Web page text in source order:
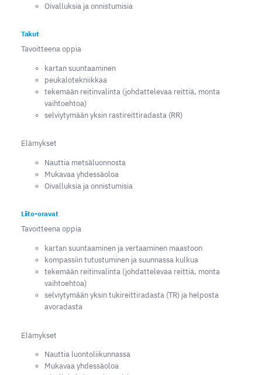
Oivalluksia ja onnistumisia
Takut
Tavoitteena oppia
kartan suuntaaminen
peukalotekniikkaa
tekemään reitinvalinta (johdattelevaa reittiä, monta
vaihtoehtoa)
selviytymään yksin rastireittiradasta (RR)
Elämykset
Nauttia metsäluonnosta
Mukavaa yhdessäoloa
Oivalluksia ja onnistumisia
Liito-oravat
Tavoitteena oppia
kartan suuntaaminen ja vertaaminen maastoon
kompassiin tutustuminen ja suunnassa kulkua
tekemään reitinvalinta (johdattelevaa reittiä, monta
vaihtoehtoa)
selviytymään yksin tukireittiradasta (TR) ja helposta
avoradasta
Elämykset
Nauttia luontoliikunnassa
Mukavaa yhdessäoloa